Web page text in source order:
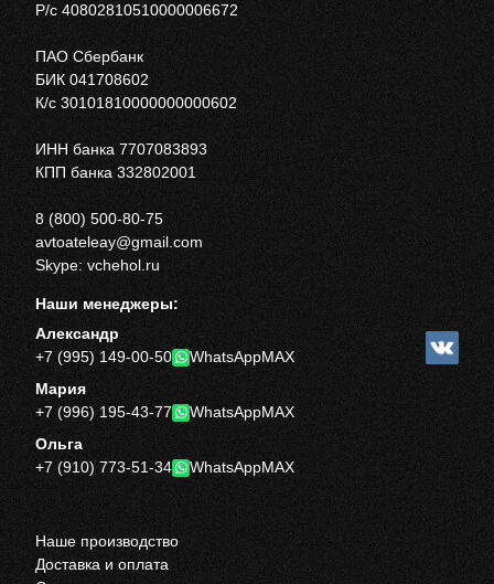
Р/с 40802810510000006672
ПАО Сбербанк
БИК 041708602
К/с 30101810000000000602
ИНН банка 7707083893
КПП банка 332802001
8 (800) 500-80-75
avtoateleay@gmail.com
Skype: vchehol.ru
Наши менеджеры:
Александр
+7 (995) 149-00-50
WhatsAppMAX
Мария
+7 (996) 195-43-77
WhatsAppMAX
Ольга
+7 (910) 773-51-34
WhatsAppMAX
Наше производство
Доставка и оплата